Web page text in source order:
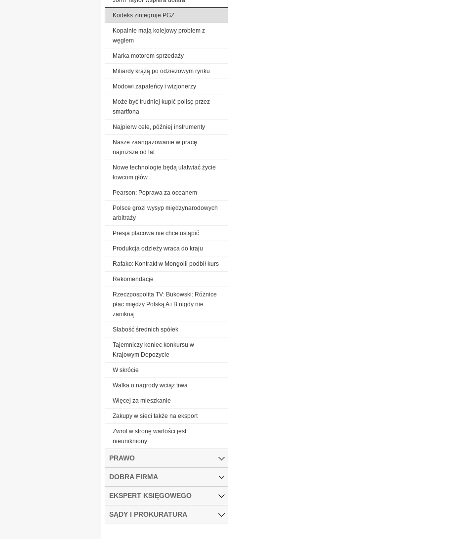
Kodeks zintegruje PGZ
Kopalnie mają kolejowy problem z
węglem
Marka motorem sprzedaży
Miliardy krążą po odzieżowym rynku
Modowi zapaleńcy i wizjonerzy
Może być trudniej kupić polisę przez
smartfona
Najpierw cele, później instrumenty
Nasze zaangażowanie w pracę
najniższe od lat
Nowe technologie będą ułatwiać życie
łowcom głów
Pearson: Poprawa za oceanem
Polsce grozi wysyp międzynarodowych
arbitraży
Presja płacowa nie chce ustąpić
Produkcja odzieży wraca do kraju
Rafako: Kontrakt w Mongolii podbił kurs
Rekomendacje
Rzeczpospolita TV: Bukowski: Różnice
płac między Polską A i B nigdy nie
zanikną
Słabość średnich spółek
Tajemniczy koniec konkursu w
Krajowym Depozycie
W skrócie
Walka o nagrody wciąż trwa
Więcej za mieszkanie
Zakupy w sieci także na eksport
Zwrot w stronę wartości jest
nieunikniony
PRAWO
DOBRA FIRMA
EKSPERT KSIĘGOWEGO
SĄDY I PROKURATURA